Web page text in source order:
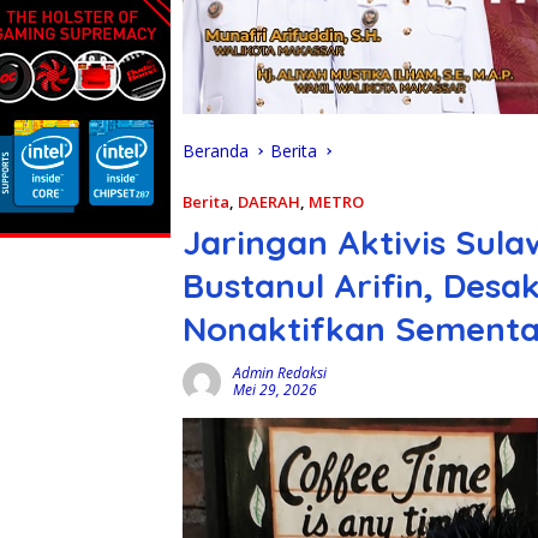
Beranda Berita
Berita, DAERAH, METRO
Jaringan Aktivis
Bustanul Arifin,
Nonaktifkan
Admin Redaksi
Mei 29, 2026